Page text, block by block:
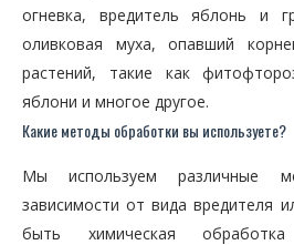
огневка, вредитель яблонь и
оливковая муха, опавший
растений, такие как
яблони и многое другое.
Какие методы обработки вы используете?
Мы используем различные
зависимости от вида вредителя
быть химическая